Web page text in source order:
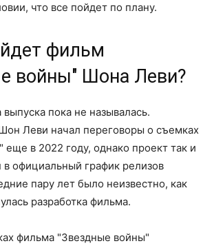
что все пойдет по плану.
фильм
войны" Шона Леви?
пока не называлась.
Леви начал переговоры о съемках
еще в 2022 году, однако проект так и
официальный график релизов
пару лет было неизвестно, как
разработка фильма.
фильма "Звездные войны"